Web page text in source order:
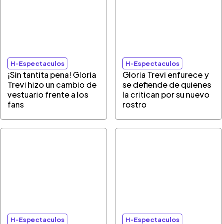
H-Espectaculos
¡Sin tantita pena! Gloria
Trevi hizo un cambio de
vestuario frente a los
fans
H-Espectaculos
Gloria Trevi enfurece y
se defiende de quienes
la critican por su nuevo
rostro
H-Espectaculos H-Espectaculos